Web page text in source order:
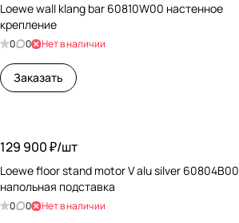
Loewe wall klang bar 60810W00 настенное
крепление
0 0 Нет в наличии
Заказать
129 900 ₽/шт
Loewe floor stand motor V alu silver 60804B00
напольная подставка
0 0 Нет в наличии